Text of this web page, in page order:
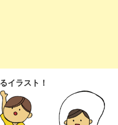
イラスト！